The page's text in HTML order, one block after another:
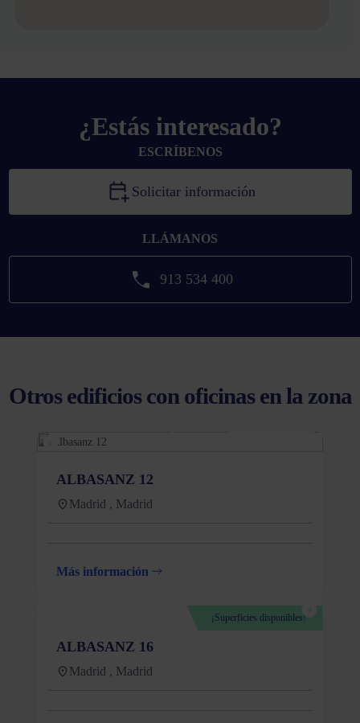
¿Estás interesado?
ESCRÍBENOS
Solicitar información
LLÁMANOS
913 534 400
Otros edificios con oficinas en la zona
ALBASANZ 12
Madrid , Madrid
Más información
¡Superficies disponibles!
ALBASANZ 16
Madrid , Madrid